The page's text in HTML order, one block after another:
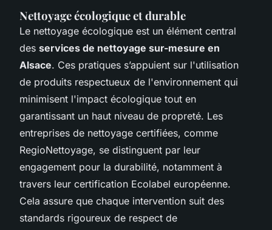
Nettoyage écologique et durable
Le nettoyage écologique est un élément central
des services de nettoyage sur-mesure en
Alsace. Ces pratiques s’appuient sur l'utilisation
de produits respectueux de l'environnement qui
minimisent l'impact écologique tout en
garantissant un haut niveau de propreté. Les
entreprises de nettoyage certifiées, comme
RegioNettoyage, se distinguent par leur
engagement pour la durabilité, notamment à
travers leur certification Ecolabel européenne.
Cela assure que chaque intervention suit des
standards rigoureux de respect de